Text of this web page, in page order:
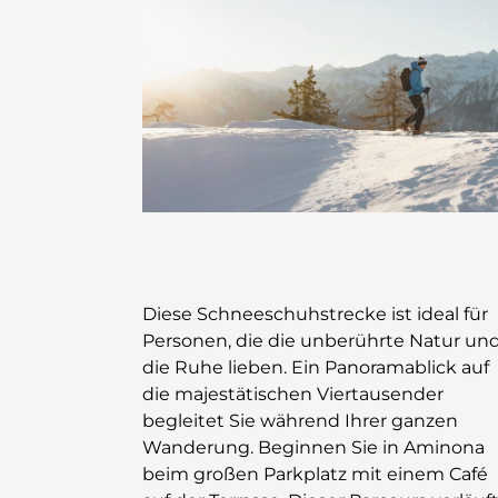
Diese Schneeschuhstrecke ist ideal für
Personen, die die unberührte Natur
die Ruhe lieben. Ein Panoramablick auf
die majestätischen Viertausender
begleitet Sie während Ihrer ganzen
Wanderung. Beginnen Sie in Aminona
beim großen Parkplatz mit einem Café
kommen Sie am Cave du Sex vorbei, wo
Sie sich auf der Terrasse sich
lassen können. Anschliessend geht es
weiter zum Ökomuseum von Colombire,
das sich in wunderschönen ehemaligen
Maiensässen befindet. Das Restaurant
mit seiner modernen Architektur